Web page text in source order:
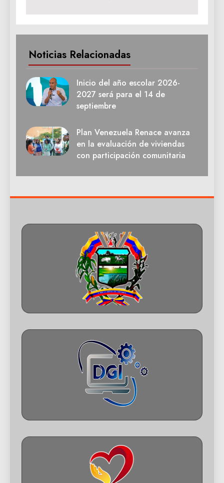
Noticias Relacionadas
Inicio del año escolar 2026-
2027 será para el 14 de
septiembre
Plan Venezuela Renace avanza
en la evaluación de viviendas
con participación comunitaria